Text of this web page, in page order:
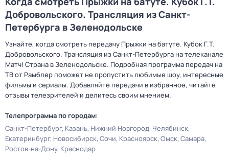
Добровольского. Трансляция из Санкт-
Петербурга в Зеленодольске
Узнайте, когда смотреть передачу Прыжки на батуте. Кубок Г.Т.
Добровольского. Трансляция из Санкт-Петербурга на телеканале
Матч! Страна в Зеленодольске. Подробная программа передач на
ТВ от Рамблер поможет не пропустить любимые шоу, интересные
фильмы и сериалы. Добавляйте передачи в избранное, читайте
отзывы телезрителей и делитесь своим мнением.
Телепрограмма по городам:
Санкт-Петербург Казань Нижний Новгород Челябинск
Екатеринбург Новосибирск Сочи Красноярск Омск Самара
Ростов-на-Дону Краснодар